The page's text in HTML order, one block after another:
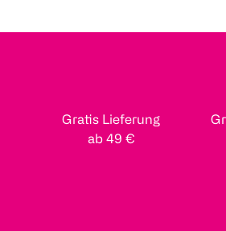
Gratis Lieferung
ab 49 €